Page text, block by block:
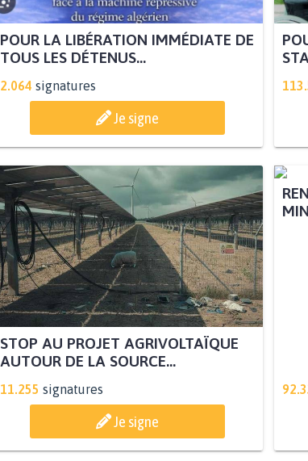
POUR LA LIBÉRATION IMMÉDIATE DE
TOUS LES DÉTENUS...
2.064 signatures
Je signe
STOP AU PROJET AGRIVOLTAÏQUE
AUTOUR DE LA SOURCE...
11.255 signatures
Je signe